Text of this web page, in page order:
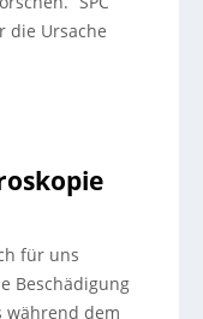
die Ursache
für uns
Beschädigung
während dem